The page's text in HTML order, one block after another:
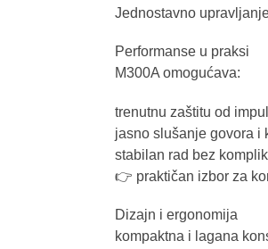
Jednostavno
Performanse u praksi
M300A omogućava:
trenutnu zaštitu od
jasno slušanje govora i
stabilan rad bez
👉 praktičan izbor za
Dizajn i ergonomija
kompaktna i lagana